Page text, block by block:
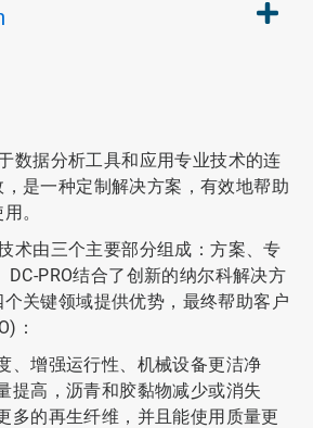
数据分析工具和应用专业技术的连
是一种定制解决方案，有效地帮助
。
术由三个主要部分组成：方案、专
DC-PRO结合了创新的纳尔科解决方
关键领域提供优势，最终帮助客户
：
、增强运行性、机械设备更洁净
提高，沥青和胶黏物减少或消失
多的再生纤维，并且能使用质量更